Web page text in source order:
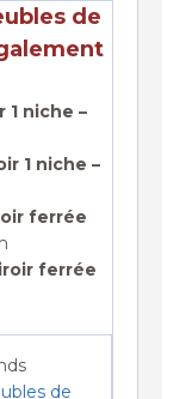
de
1 niche –
1 niche –
ferrée
ferrée
de